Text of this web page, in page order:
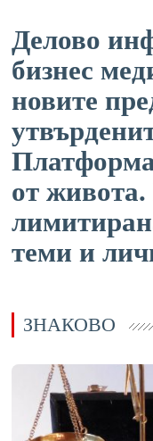
Делово
бизнес
новите
от
теми и
ЗНАКОВО